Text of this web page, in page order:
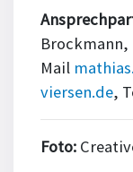
Brockmann,
Mail
viersen.de,
Foto: